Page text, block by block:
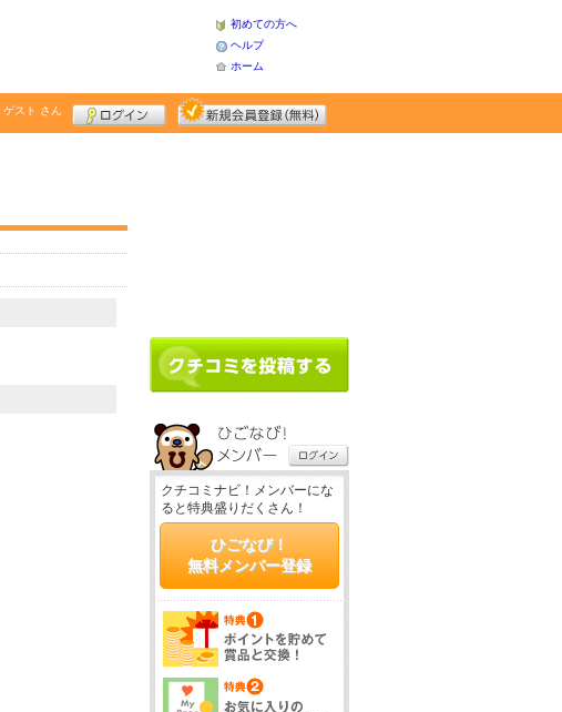
初めての方へ
ヘルプ
ホーム
ゲスト さん
クチコミナビ！メンバーにな
ると特典盛りだくさん！
ひごなび！
無料メンバー登録